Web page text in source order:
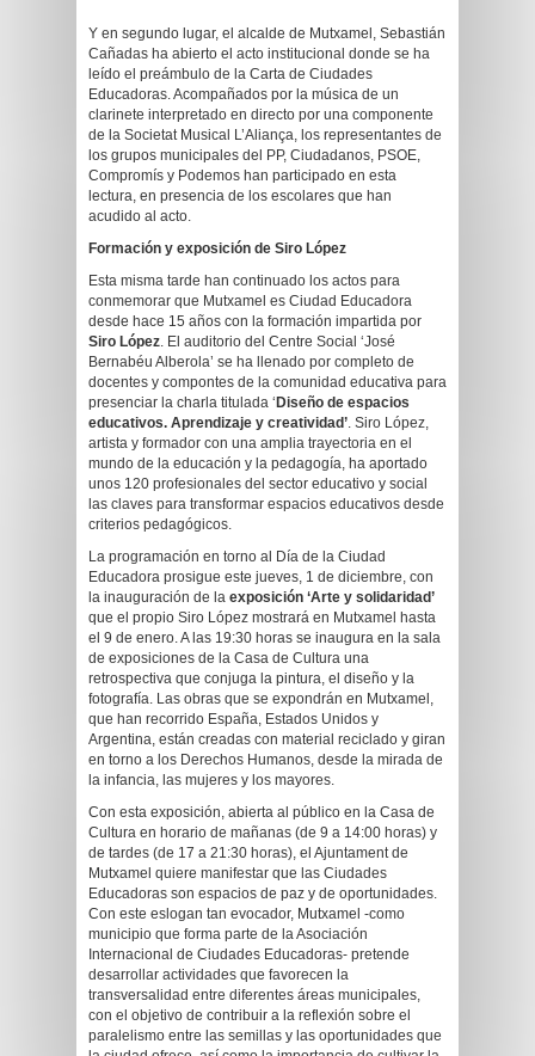
Y en segundo lugar, el alcalde de Mutxamel, Sebastián
Cañadas ha abierto el acto institucional donde se ha
leído el preámbulo de la Carta de Ciudades
Educadoras. Acompañados por la música de un
clarinete interpretado en directo por una componente
de la Societat Musical L’Aliança, los representantes de
los grupos municipales del PP, Ciudadanos, PSOE,
Compromís y Podemos han participado en esta
lectura, en presencia de los escolares que han
acudido al acto.
Formación y exposición de Siro López
Esta misma tarde han continuado los actos para
conmemorar que Mutxamel es Ciudad Educadora
desde hace 15 años con la formación impartida por
Siro López. El auditorio del Centre Social ‘José
Bernabéu Alberola’ se ha llenado por completo de
docentes y compontes de la comunidad educativa para
presenciar la charla titulada ‘ Diseño de espacios
educativos. Aprendizaje y creatividad’. Siro López,
artista y formador con una amplia trayectoria en el
mundo de la educación y la pedagogía, ha aportado
unos 120 profesionales del sector educativo y social
las claves para transformar espacios educativos desde
criterios pedagógicos.
La programación en torno al Día de la Ciudad
Educadora prosigue este jueves, 1 de diciembre, con
la inauguración de la exposición ‘Arte y solidaridad’
que el propio Siro López mostrará en Mutxamel hasta
el 9 de enero. A las 19:30 horas se inaugura en la sala
de exposiciones de la Casa de Cultura una
retrospectiva que conjuga la pintura, el diseño y la
fotografía. Las obras que se expondrán en Mutxamel,
que han recorrido España, Estados Unidos y
Argentina, están creadas con material reciclado y giran
en torno a los Derechos Humanos, desde la mirada de
la infancia, las mujeres y los mayores.
Con esta exposición, abierta al público en la Casa de
Cultura en horario de mañanas (de 9 a 14:00 horas) y
de tardes (de 17 a 21:30 horas), el Ajuntament de
Mutxamel quiere manifestar que las Ciudades
Educadoras son espacios de paz y de oportunidades.
Con este eslogan tan evocador, Mutxamel -como
municipio que forma parte de la Asociación
Internacional de Ciudades Educadoras- pretende
desarrollar actividades que favorecen la
transversalidad entre diferentes áreas municipales,
con el objetivo de contribuir a la reflexión sobre el
paralelismo entre las semillas y las oportunidades que